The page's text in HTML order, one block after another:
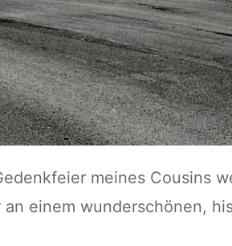
meines Cousins
einem wunderschönen,